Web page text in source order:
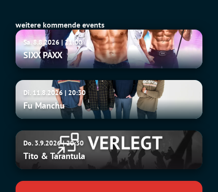
weitere kommende events
SIXX
PAXXSa. 8.8.2026 | 21:00
SIXX PAXX
Fu
Manchu
Di. 11.8.2026 | 20:30
Fu Manchu
Tito
Tarantula
Do. 3.9.2026 | 20:30
Tito & Tarantula